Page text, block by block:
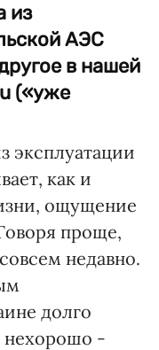
из
АЭС
в нашей
(«уже
эксплуатации
как и
ощущение
проще,
недавно.
долго
нехорошо -